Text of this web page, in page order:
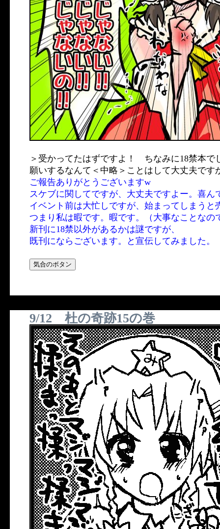
＞受かってたはずですよ！ ちなみに18禁本で
願いするなんて＜中略＞ことはして大丈夫です
ご報告ありがとうございますw
スケブに関してですが、大丈夫ですよー。喜ん
イベント前は大忙しですが、始まってしまうと
つまり私は暇です。暇です。（大事なことなの
新刊に18禁以外があるかは謎ですが、
既刊にならございます。と宣伝してみました。
9/12 杜の奇跡15の巻